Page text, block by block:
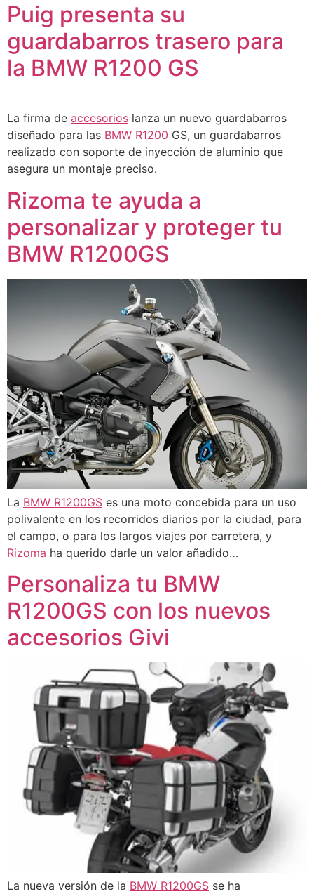
Puig presenta su
guardabarros trasero para
la BMW R1200 GS
La firma de accesorios lanza un nuevo guardabarros
diseñado para las BMW R1200 GS, un guardabarros
realizado con soporte de inyección de aluminio que
asegura un montaje preciso.
Rizoma te ayuda a
personalizar y proteger tu
BMW R1200GS
La BMW R1200GS es una moto concebida para un uso
polivalente en los recorridos diarios por la ciudad, para
el campo, o para los largos viajes por carretera, y
Rizoma ha querido darle un valor añadido…
Personaliza tu BMW
R1200GS con los nuevos
accesorios Givi
La nueva versión de la BMW R1200GS se ha